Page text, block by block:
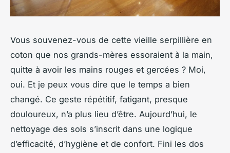
Vous souvenez-vous de cette vieille serpillière en
coton que nos grands-mères essoraient à la main,
quitte à avoir les mains rouges et gercées ? Moi,
oui. Et je peux vous dire que le temps a bien
changé. Ce geste répétitif, fatigant, presque
douloureux, n’a plus lieu d’être. Aujourd’hui, le
nettoyage des sols s’inscrit dans une logique
d’efficacité, d’hygiène et de confort. Fini les dos